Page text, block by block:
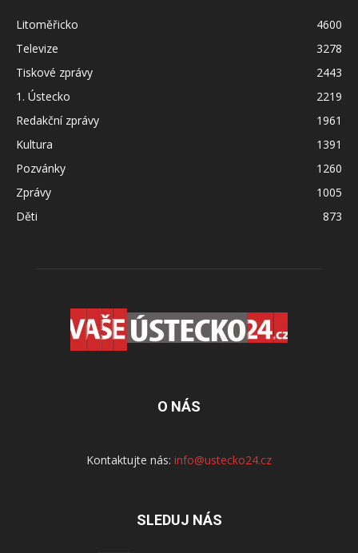
Litoměřicko
4600
Televize
3278
Tiskové zprávy
2443
1. Ústecko
2219
Redakční zprávy
1961
Kultura
1391
Pozvánky
1260
Zprávy
1005
Děti
873
O NÁS
Kontaktujte nás: info@ustecko24.cz
SLEDUJ NÁS